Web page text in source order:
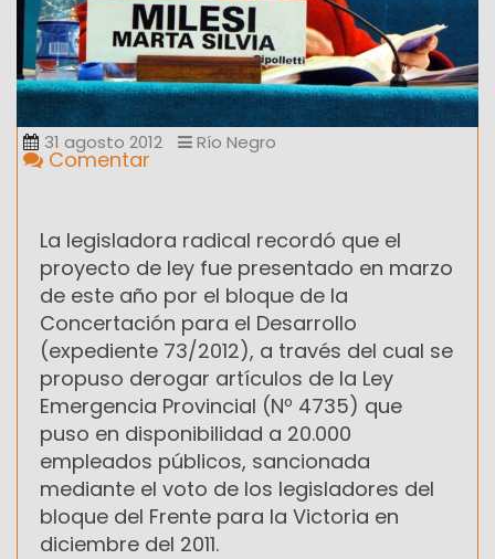
31 agosto 2012 Río Negro
Comentar
La legisladora radical recordó que el
proyecto de ley fue presentado en marzo
de este año por el bloque de la
Concertación para el Desarrollo
(expediente 73/2012), a través del cual se
propuso derogar artículos de la Ley
Emergencia Provincial (Nº 4735) que
puso en disponibilidad a 20.000
empleados públicos, sancionada
mediante el voto de los legisladores del
bloque del Frente para la Victoria en
diciembre del 2011.